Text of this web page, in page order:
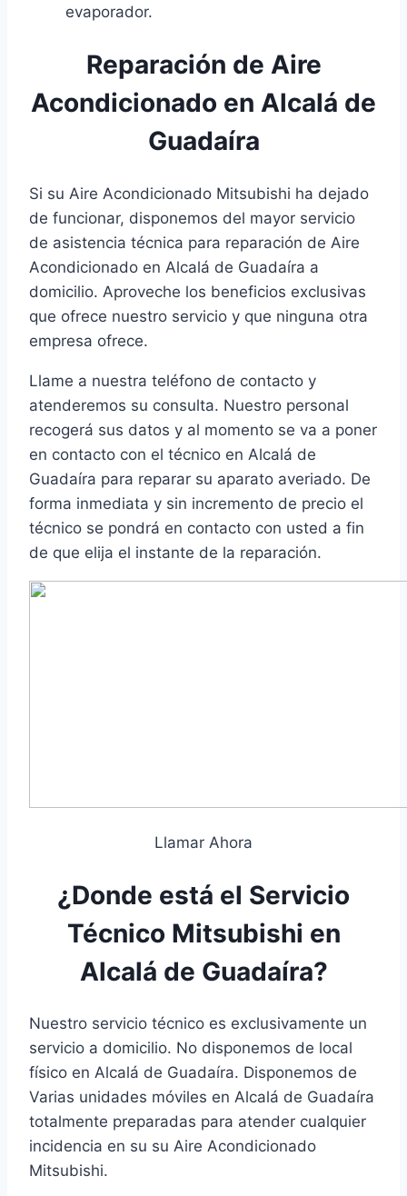
evaporador.
Reparación de Aire
Acondicionado en Alcalá de
Guadaíra
Si su Aire Acondicionado Mitsubishi ha dejado
de funcionar, disponemos del mayor servicio
de asistencia técnica para reparación de Aire
Acondicionado en Alcalá de Guadaíra a
domicilio. Aproveche los beneficios exclusivas
que ofrece nuestro servicio y que ninguna otra
empresa ofrece.
Llame a nuestra teléfono de contacto y
atenderemos su consulta. Nuestro personal
recogerá sus datos y al momento se va a poner
en contacto con el técnico en Alcalá de
Guadaíra para reparar su aparato averiado. De
forma inmediata y sin incremento de precio el
técnico se pondrá en contacto con usted a fin
de que elija el instante de la reparación.
Llamar Ahora
¿Donde está el Servicio
Técnico Mitsubishi en
Alcalá de Guadaíra?
Nuestro servicio técnico es exclusivamente un
servicio a domicilio. No disponemos de local
físico en Alcalá de Guadaíra. Disponemos de
Varias unidades móviles en Alcalá de Guadaíra
totalmente preparadas para atender cualquier
incidencia en su su Aire Acondicionado
Mitsubishi.